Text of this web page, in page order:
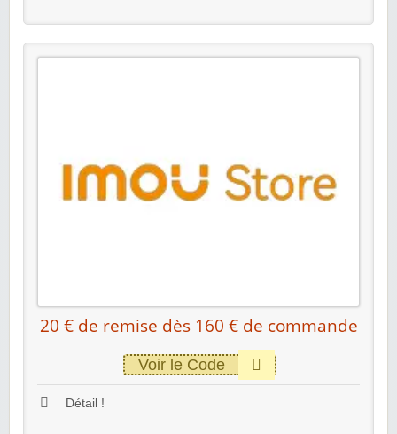
20 € de remise dès 160 € de commande
Voir le Code
Détail !